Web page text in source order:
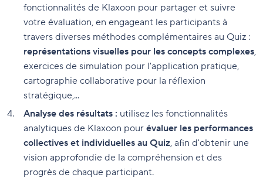
fonctionnalités de Klaxoon pour partager et suivre
votre évaluation, en engageant les participants à
travers diverses méthodes complémentaires au Quiz :
représentations visuelles pour les concepts complexes,
exercices de simulation pour l'application pratique,
cartographie collaborative pour la réflexion
stratégique,...
Analyse des résultats : utilisez les fonctionnalités
analytiques de Klaxoon pour évaluer les performances
collectives et individuelles au Quiz, afin d'obtenir une
vision approfondie de la compréhension et des
progrès de chaque participant.